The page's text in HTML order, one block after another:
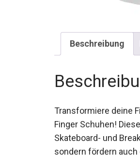
Beschreibung
Transformiere deine
Finger Schuhen!
Skateboard- und
sondern fördern auch